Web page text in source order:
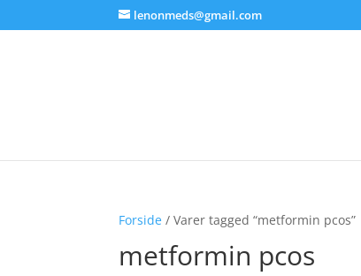
lenonmeds@gmail.com
Forside / Varer tagged “metformin pcos”
metformin pcos